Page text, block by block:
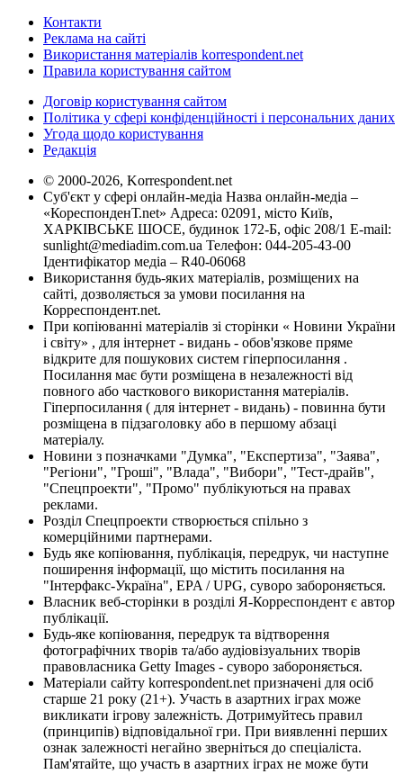
Контакти
Реклама на сайті
Використання матеріалів korrespondent.net
Правила користування сайтом
Договір користування сайтом
Політика у сфері конфіденційності і персональних даних
Угода щодо користування
Редакція
© 2000-2026, Korrespondent.net
Суб'єкт у сфері онлайн-медіа Назва онлайн-медіа –
«КореспонденТ.net» Адреса: 02091, місто Київ,
ХАРКІВСЬКЕ ШОСЕ, будинок 172-Б, офіс 208/1 E-mail:
sunlight@mediadim.com.ua Телефон: 044-205-43-00
Ідентифікатор медіа – R40-06068
Використання будь-яких матеріалів, розміщених на
сайті, дозволяється за умови посилання на
Корреспондент.net.
При копіюванні матеріалів зі сторінки « Новини України
і світу» , для інтернет - видань - обов'язкове пряме
відкрите для пошукових систем гіперпосилання .
Посилання має бути розміщена в незалежності від
повного або часткового використання матеріалів.
Гіперпосилання ( для інтернет - видань) - повинна бути
розміщена в підзаголовку або в першому абзаці
матеріалу.
Новини з позначками "Думка", "Експертиза", "Заява",
"Регіони", "Гроші", "Влада", "Вибори", "Тест-драйв",
"Спецпроекти", "Промо" публікуються на правах
реклами.
Розділ Спецпроекти створюється спільно з
комерційними партнерами.
Будь яке копіювання, публікація, передрук, чи наступне
поширення інформації, що містить посилання на
"Інтерфакс-Україна", EPA / UPG, суворо забороняється.
Власник веб-сторінки в розділі Я-Корреспондент є автор
публікації.
Будь-яке копіювання, передрук та відтворення
фотографічних творів та/або аудіовізуальних творів
правовласника Getty Images - суворо забороняється.
Матеріали сайту korrespondent.net призначені для осіб
старше 21 року (21+). Участь в азартних іграх може
викликати ігрову залежність. Дотримуйтесь правил
(принципів) відповідальної гри. При виявленні перших
ознак залежності негайно зверніться до спеціаліста.
Пам'ятайте, що участь в азартних іграх не може бути